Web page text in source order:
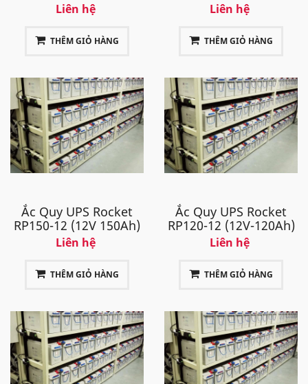
Liên hệ
THÊM GIỎ HÀNG
Liên hệ
THÊM GIỎ HÀNG
Ắc Quy UPS Rocket
RP150-12 (12V 150Ah)
Liên hệ
THÊM GIỎ HÀNG
Ắc Quy UPS Rocket
RP120-12 (12V-120Ah)
Liên hệ
THÊM GIỎ HÀNG